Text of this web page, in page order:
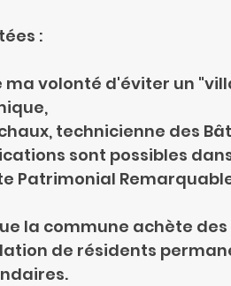
:
ma volonté d'éviter
Michaux, technicienne
sont possibles
Patrimonial
que la commune achète
de résidents